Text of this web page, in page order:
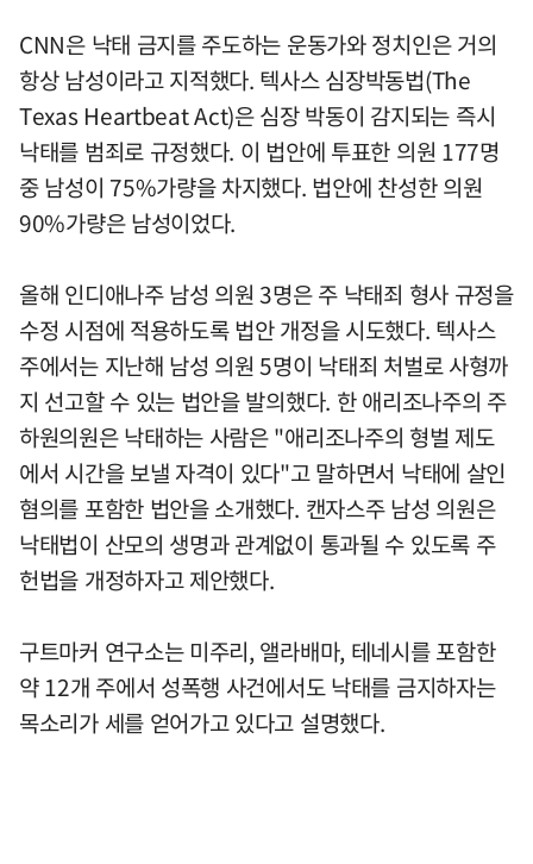
CNN은 낙태 금지를 주도하는 운동가와 정치인은 거의
항상 남성이라고 지적했다. 텍사스 심장박동법(The
Texas Heartbeat Act)은 심장 박동이 감지되는 즉시
낙태를 범죄로 규정했다. 이 법안에 투표한 의원 177명
중 남성이 75%가량을 차지했다. 법안에 찬성한 의원
90%가량은 남성이었다.
올해 인디애나주 남성 의원 3명은 주 낙태죄 형사 규정을
수정 시점에 적용하도록 법안 개정을 시도했다. 텍사스
주에서는 지난해 남성 의원 5명이 낙태죄 처벌로 사형까
지 선고할 수 있는 법안을 발의했다. 한 애리조나주의 주
하원의원은 낙태하는 사람은 "애리조나주의 형벌 제도
에서 시간을 보낼 자격이 있다"고 말하면서 낙태에 살인
혐의를 포함한 법안을 소개했다. 캔자스주 남성 의원은
낙태법이 산모의 생명과 관계없이 통과될 수 있도록 주
헌법을 개정하자고 제안했다.
구트마커 연구소는 미주리, 앨라배마, 테네시를 포함한
약 12개 주에서 성폭행 사건에서도 낙태를 금지하자는
목소리가 세를 얻어가고 있다고 설명했다.